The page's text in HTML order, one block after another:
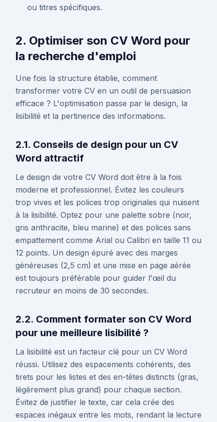
ou titres spécifiques.
2. Optimiser son CV Word pour
la recherche d'emploi
Une fois la structure établie, comment
transformer votre CV en un outil de persuasion
efficace ? L'optimisation passe par le design, la
lisibilité et la pertinence des informations.
2.1. Conseils de design pour un CV
Word attractif
Le design de votre CV Word doit être à la fois
moderne et professionnel. Évitez les couleurs
trop vives et les polices trop originales qui nuisent
à la lisibilité. Optez pour une palette sobre (noir,
gris anthracite, bleu marine) et des polices sans
empattement comme Arial ou Calibri en taille 11 ou
12 points. Un design épuré avec des marges
généreuses (2,5 cm) et une mise en page aérée
est toujours préférable pour guider l'œil du
recruteur en moins de 30 secondes.
2.2. Comment formater son CV Word
pour une meilleure lisibilité ?
La lisibilité est un facteur clé pour un CV Word
réussi. Utilisez des espacements cohérents, des
tirets pour les listes et des en-têtes distincts (gras,
légèrement plus grand) pour chaque section.
Évitez de justifier le texte, car cela crée des
espaces inégaux entre les mots, rendant la lecture